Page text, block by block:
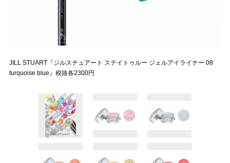
JILL STUART『ジルスチュアート ステイトゥルー ジェルアイライナー 08
turquoise blue』税抜各2300円